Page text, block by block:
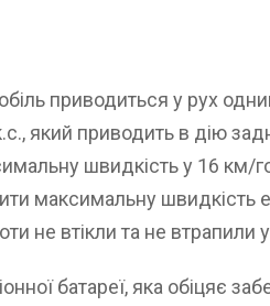
приводиться у рух
який приводить в дію
швидкість у 16 км/
максимальну швидкість
не втікли та не втрапили
батареї, яка обіцяє